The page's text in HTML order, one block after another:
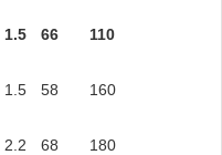
1.5 66 110
1.5 58 160
2.2 68 180